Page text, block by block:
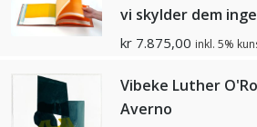
vi skylder dem
kr 7.875,00 inkl. 5%
Vibeke Luther
Averno